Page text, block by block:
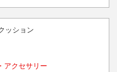
ッション
アクセサリー